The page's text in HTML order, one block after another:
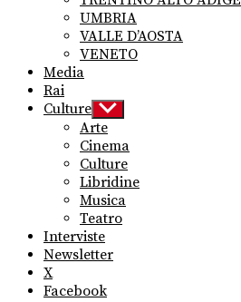
UMBRIA
VALLE D’AOSTA
VENETO
Media
Rai
Culture Show
sub
menu
Arte
Cinema
Culture
Libridine
Musica
Teatro
Interviste
Newsletter
X
Facebook